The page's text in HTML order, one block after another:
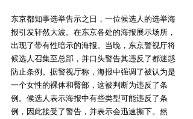
东京都知事选举告示之日，一位候选人的选举海
报引发轩然大波。在东京各处的海报展示场所，
出现了带有性暗示的海报。当晚，东京警视厅将
候选人召集至总部，并口头警告其违反了都迷惑
防止条例。据警视厅称，海报中强调了被认为是
一个女性的裸体和臀部，这被判断为违反了条
例。候选人表示海报中有些类型可能违反了条
例，因此接受了警告，并表示会迅速撕下。然